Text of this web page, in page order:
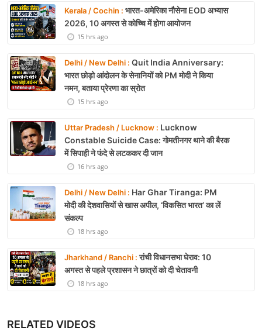
Kerala / Cochin : भारत-अमेरिका नौसेना EOD अभ्यास
2026, 10 अगस्त से कोच्चि में होगा आयोजन
15 hrs ago
Delhi / New Delhi : Quit India Anniversary:
भारत छोड़ो आंदोलन के सेनानियों को PM मोदी ने किया
नमन, बताया प्रेरणा का स्रोत
15 hrs ago
Uttar Pradesh / Lucknow : Lucknow
Constable Suicide Case: गोमतीनगर थाने की बैरक
में सिपाही ने फंदे से लटककर दी जान
16 hrs ago
Delhi / New Delhi : Har Ghar Tiranga: PM
मोदी की देशवासियों से खास अपील, ‘विकसित भारत’ का लें
संकल्प
18 hrs ago
Jharkhand / Ranchi :रांची विधानसभा घेराव: 10
अगस्त से पहले प्रशासन ने छात्रों को दी चेतावनी
18 hrs ago
RELATED VIDEOS